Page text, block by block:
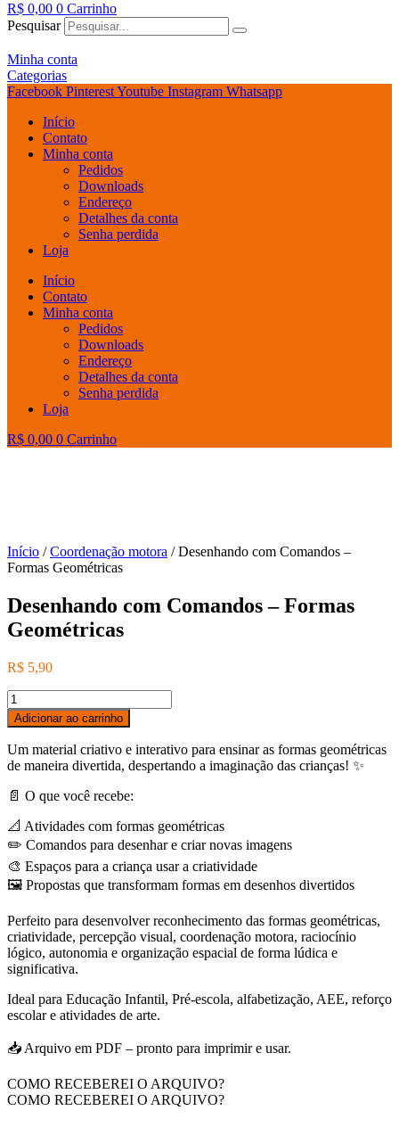
R$ 0,00 0 Carrinho
Pesquisar
Minha conta
Categorias
Facebook PinterestYoutube Instagram Whatsapp
Início
Contato
Minha conta
Pedidos
Downloads
Endereço
Detalhes da conta
Senha perdida
Loja
Início
Contato
Minha conta
Pedidos
Downloads
Endereço
Detalhes da conta
Senha perdida
Loja
R$ 0,00 0 Carrinho
Início /Coordenação motora / Desenhando com Comandos –
Formas Geométricas
Desenhando com Comandos – Formas
Geométricas
R$ 5,90
Desenhando
com
Comandos
–
Formas
quantidade
Adicionar ao carrinho
Um material criativo e interativo para ensinar as formas geométricas
de maneira divertida, despertando a imaginação das crianças! ✨
📄 O que você recebe:
📐 Atividades com formas geométricas
✏️ Comandos para desenhar e criar novas imagens
🎨 Espaços para a criança usar a criatividade
🖼️ Propostas que transformam formas em desenhos divertidos
Perfeito para desenvolver reconhecimento das formas geométricas,
criatividade, percepção visual, coordenação motora, raciocínio
lógico, autonomia e organização espacial de forma lúdica e
significativa.
Ideal para Educação Infantil, Pré-escola, alfabetização, AEE, reforço
escolar e atividades de arte.
📥 Arquivo em PDF – pronto para imprimir e usar.
COMO RECEBEREI O ARQUIVO?
COMO RECEBEREI O ARQUIVO?